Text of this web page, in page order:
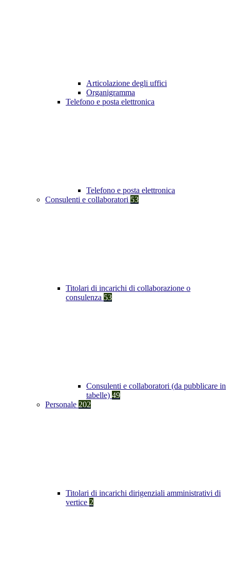
Articolazione degli uffici
Organigramma
Telefono e posta elettronica
Telefono e posta elettronica
Consulenti e collaboratori 53
Titolari di incarichi di collaborazione o
consulenza 53
Consulenti e collaboratori (da pubblicare in
tabelle) 49
Personale 202
Titolari di incarichi dirigenziali amministrativi di
vertice 2